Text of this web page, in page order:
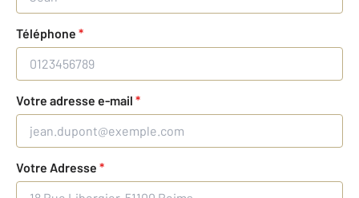
Téléphone *
Votre adresse e-mail *
Votre Adresse *